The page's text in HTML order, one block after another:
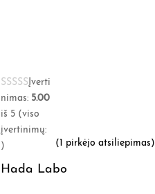
Įverti
nimas: 5.00
iš 5 (viso
įvertinimų:
)
( 1 pirkėjo atsiliepimas)
Hada Labo